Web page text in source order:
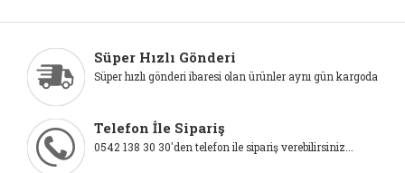
Süper Hızlı Gönderi
Süper hızlı gönderi ibaresi olan ürünler aynı gün kargoda
Telefon İle Sipariş
0542 138 30 30'den telefon ile sipariş verebilirsiniz...